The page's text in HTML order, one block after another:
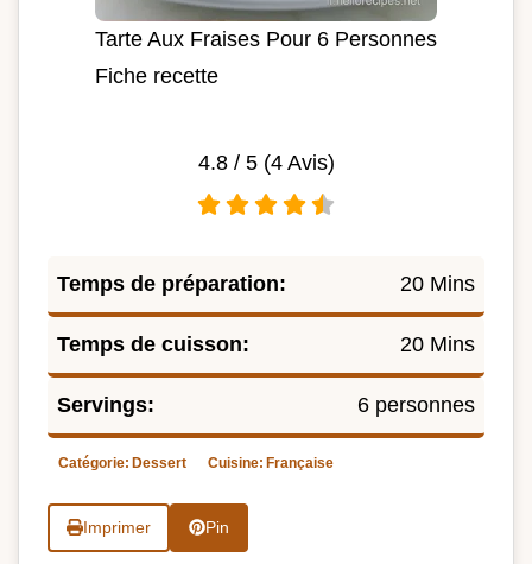
Tarte Aux Fraises Pour 6 Personnes
Fiche recette
4.8/ 5 (4Avis)
Temps de préparation: 20 Mins
Temps de cuisson: 20 Mins
Servings: 6 personnes
Catégorie: Dessert Cuisine: Française
Imprimer Pin